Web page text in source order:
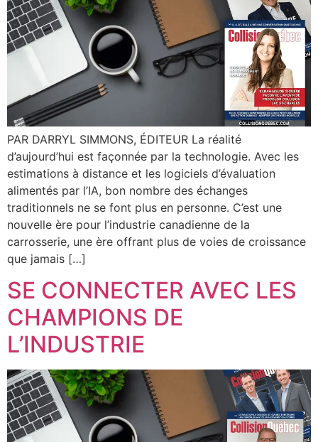
PAR DARRYL SIMMONS, ÉDITEUR La réalité
d’aujourd’hui est façonnée par la technologie. Avec les
estimations à distance et les logiciels d’évaluation
alimentés par l’IA, bon nombre des échanges
traditionnels ne se font plus en personne. C’est une
nouvelle ère pour l’industrie canadienne de la
carrosserie, une ère offrant plus de voies de croissance
que jamais […]
SE CONNECTER AVEC LES
CHAMPIONS DE
L’INDUSTRIE